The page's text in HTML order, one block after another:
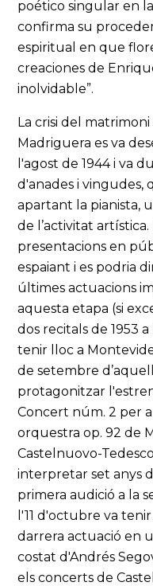
poético singular en
confirma su
espiritual en que
creaciones de
inolvidable”.
La crisi del matrimoni
Madriguera es va
l'agost de 1944 i va
d'anades i vingudes,
apartant la pianista,
de l’activitat artística.
presentacions en
espaiant i es podria
últimes actuacions
aquesta etapa (si
dos recitals de 1953
tenir lloc a
de setembre
protagonitzar
Concert núm. 2 per
orquestra op. 92 de
Castelnuovo-
interpretar set anys
primera audició a la
l'11 d'octubre va
darrera actuació en
costat d'Andrés
els concerts de